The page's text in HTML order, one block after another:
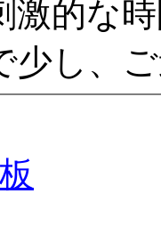
激的な
少し、